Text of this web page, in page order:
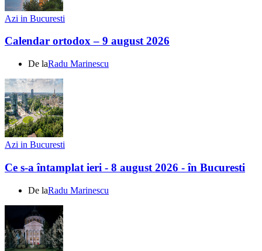
Azi in Bucuresti
Calendar ortodox – 9 august 2026
De laRadu Marinescu
Azi in Bucuresti
Ce s-a întamplat ieri - 8 august 2026 - în Bucuresti
De laRadu Marinescu